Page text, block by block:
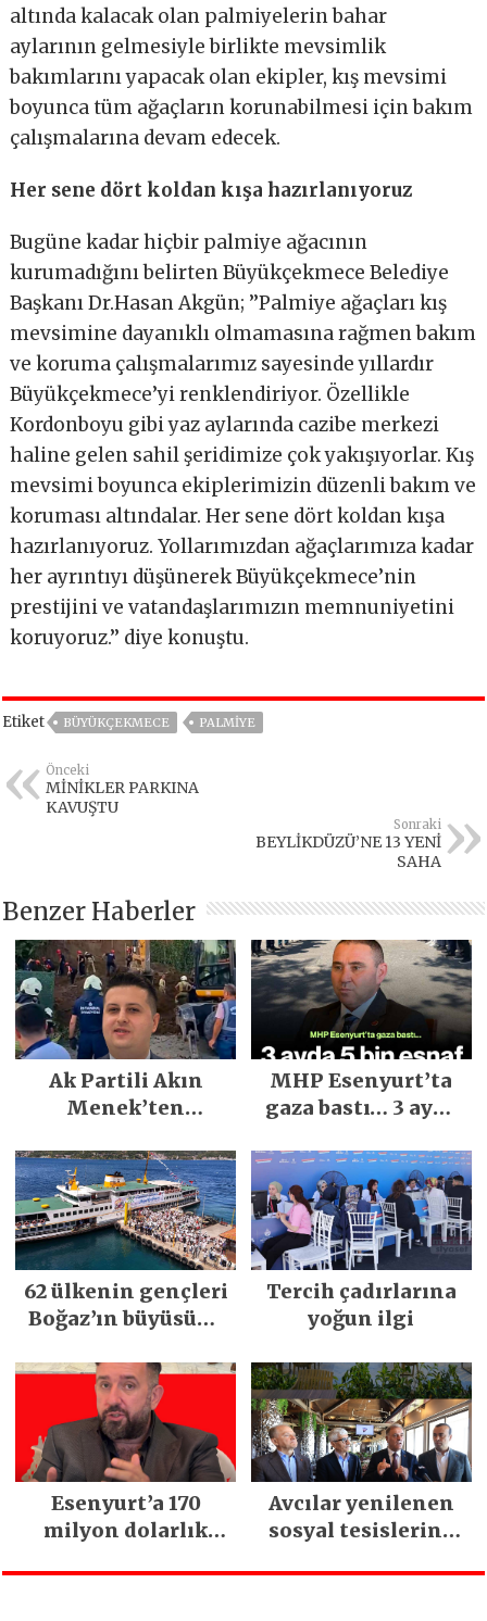
altında kalacak olan palmiyelerin bahar
aylarının gelmesiyle birlikte mevsimlik
bakımlarını yapacak olan ekipler, kış mevsimi
boyunca tüm ağaçların korunabilmesi için bakım
çalışmalarına devam edecek.
Her sene dört koldan kışa hazırlanıyoruz
Bugüne kadar hiçbir palmiye ağacının
kurumadığını belirten Büyükçekmece Belediye
Başkanı Dr.Hasan Akgün; ’’Palmiye ağaçları kış
mevsimine dayanıklı olmamasına rağmen bakım
ve koruma çalışmalarımız sayesinde yıllardır
Büyükçekmece’yi renklendiriyor. Özellikle
Kordonboyu gibi yaz aylarında cazibe merkezi
haline gelen sahil şeridimize çok yakışıyorlar. Kış
mevsimi boyunca ekiplerimizin düzenli bakım ve
koruması altındalar. Her sene dört koldan kışa
hazırlanıyoruz. Yollarımızdan ağaçlarımıza kadar
her ayrıntıyı düşünerek Büyükçekmece’nin
prestijini ve vatandaşlarımızın memnuniyetini
koruyoruz.’’ diye konuştu.
Etiket BÜYÜKÇEKMECE PALMİYE
Önceki
MİNİKLER PARKINA
KAVUŞTU
Sonraki
BEYLİKDÜZÜ’NE 13 YENİ
SAHA
Benzer Haberler
Ak Partili Akın
Menek’ten
heyelan sonrası
kritik uyarı
MHP Esenyurt’ta
gaza bastı… 3 ayda
edildi
62 ülkenin gençleri
Boğaz’ın büyüsüne
Tercih çadırlarına
yoğun ilgi
Esenyurt’a 170
milyon dolarlık
İstanbul’un tek
Avcılar yenilenen
sosyal tesislerine